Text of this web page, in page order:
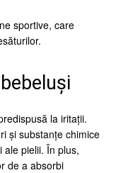
sportive, care
la iritații.
și substanțe chimice
ale pielii. În plus,
de a absorbi